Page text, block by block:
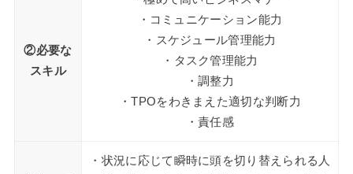
②必要な
スキル
・コミュニケーション能力
・スケジュール管理能力
・タスク管理能力
・調整力
・TPOをわきまえた適切な判断力
・責任感
・状況に応じて瞬時に頭を切り替えられる人